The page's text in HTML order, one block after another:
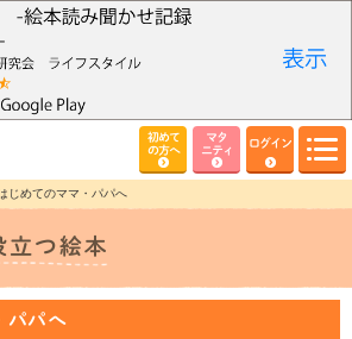
初めて
の方へ
マタ
ニティ
ログイン
じめてのママ・パパへ
パパへ